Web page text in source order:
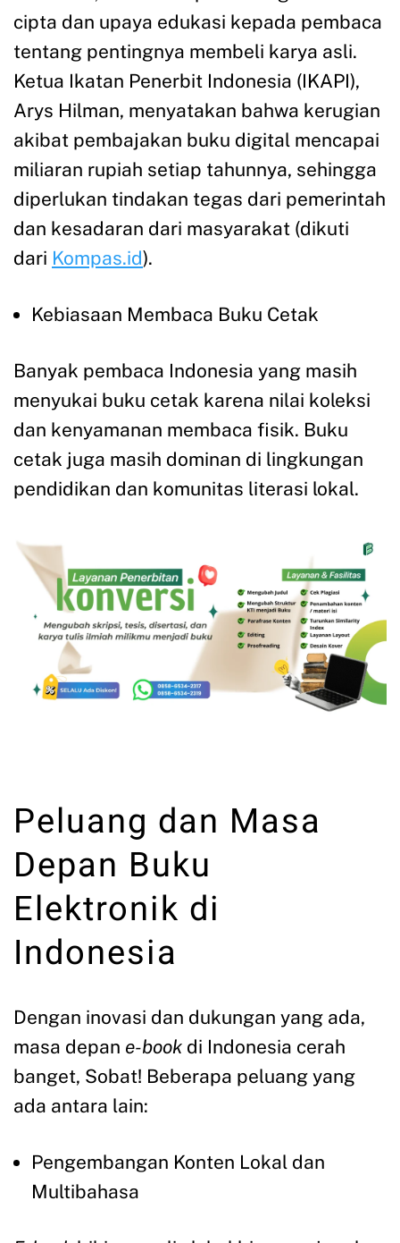
cipta dan upaya edukasi kepada pembaca
tentang pentingnya membeli karya asli.
Ketua Ikatan Penerbit Indonesia (IKAPI),
Arys Hilman, menyatakan bahwa kerugian
akibat pembajakan buku digital mencapai
miliaran rupiah setiap tahunnya, sehingga
diperlukan tindakan tegas dari pemerintah
dan kesadaran dari masyarakat (dikuti
dari Kompas.id).
Kebiasaan Membaca Buku Cetak
Banyak pembaca Indonesia yang masih
menyukai buku cetak karena nilai koleksi
dan kenyamanan membaca fisik. Buku
cetak juga masih dominan di lingkungan
pendidikan dan komunitas literasi lokal.
Peluang dan Masa
Depan Buku
Elektronik di
Indonesia
Dengan inovasi dan dukungan yang ada,
masa depan e-book di Indonesia cerah
banget, Sobat! Beberapa peluang yang
ada antara lain:
Pengembangan Konten Lokal dan
Multibahasa